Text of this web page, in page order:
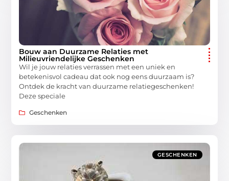
Bouw aan Duurzame Relaties met
Milieuvriendelijke Geschenken
Wil je jouw relaties verrassen met een uniek en
betekenisvol cadeau dat ook nog eens duurzaam is?
Ontdek de kracht van duurzame relatiegeschenken!
Deze speciale
Geschenken
GESCHENKEN